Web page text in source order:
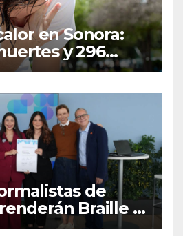
en Sonora:
y 296
son las
de
Braille y
tras ganar